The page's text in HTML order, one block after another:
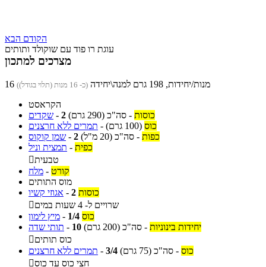
הקודם הבא
עוגת רו פוד עם שוקולד ותותים
מצרכים למתכון
16 מנות/יחידות, 198 גרם למנה\יחידה (כ- 16 מנות (תלוי בגודל))
הקראסט
שקדים - 2 כוסות - סה"כ (290 גרם)
תמרים ללא חרצנים - כוס (100 גרם)
שמן קוקוס - 2 כפות - סה"כ (20 מ"ל)
תמצית וניל - כפית
טבעית
מלח - קורט
מוס התותים
אגוזי קשיו - 2 כוסות

שרויים ל- 4 שעות במים
מיץ לימון - 1/4 כוס
תותי שדה - 10 יחידות בינוניות - סה"כ (200 גרם)
כוס תותים
תמרים ללא חרצנים - 3/4 כוס - סה"כ (75 גרם)
חצי כוס עד כוס